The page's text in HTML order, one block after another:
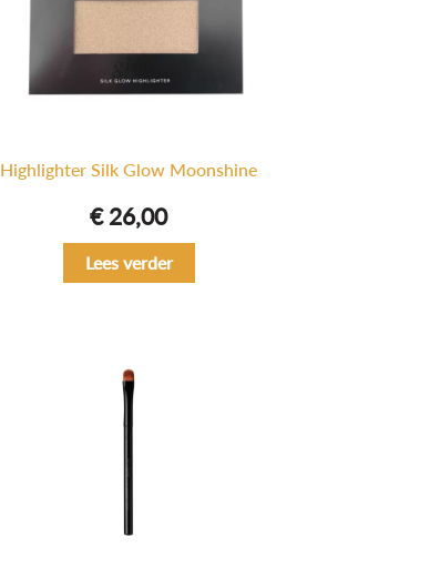
Highlighter Silk Glow Moonshine
€26,00
Lees verder